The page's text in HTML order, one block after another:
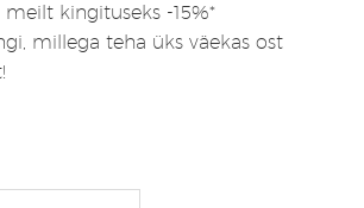
meilt kingituseks -15%*
millega teha üks väekas ost